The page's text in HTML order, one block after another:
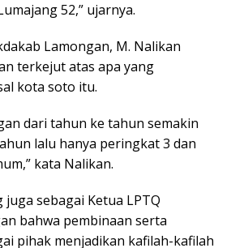
52,” ujarnya.
Lamongan, M. Nalikan
terkejut atas apa yang
kota soto itu.
dari tahun ke tahun semakin
lalu hanya peringkat 3 dan
kata Nalikan.
sebagai Ketua LPTQ
bahwa pembinaan serta
pihak menjadikan kafilah-kafilah